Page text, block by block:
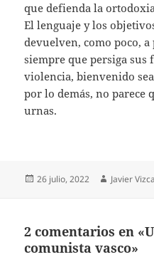
que defienda la
El lenguaje y los
devuelven, como poco,
siempre que persiga
violencia, bienvenido
por lo demás, no parece
urnas.
Publicado
26 julio, 2022 Autor
Javier
2 comentarios en
comunista vasco»